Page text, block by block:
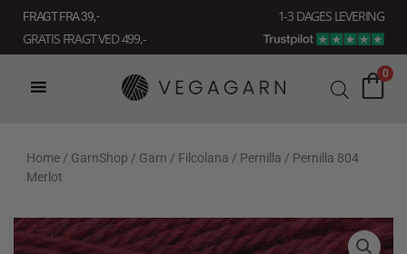
indholdet
FRAGT FRA 39, -
1-3 DAGES LEVERING
GRATIS FRAGT VED 499,-
0
Home / GarnShop / Garn / Filcolana / Pernilla / Pernilla 804
Merlot